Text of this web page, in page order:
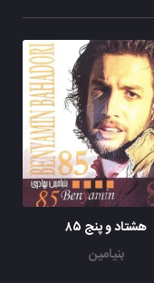
هشتاد و پنج ۸۵
بنیامین